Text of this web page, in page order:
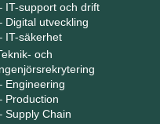
IT-support och drift
Digital utveckling
IT-säkerhet
och
Engineering
Production
Supply Chain